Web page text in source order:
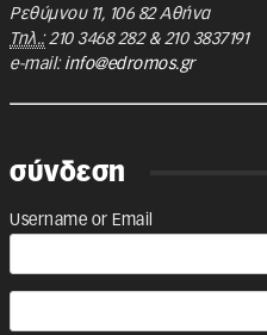
Ρεθύμνου 11, 106 82 Αθήνα
Τηλ.: 210 3468 282& 210 3837191
e-mail: info@edromos.gr
σύνδεση
Username or Email